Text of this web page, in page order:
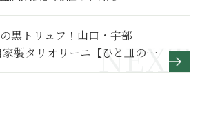
黒トリュフ！山口・宇部
製タリオリーニ【ひと皿の歳